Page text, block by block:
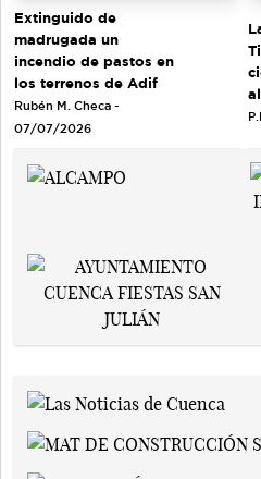
Extinguido de
madrugada un
incendio de pastos en
los terrenos de Adif
Rubén M. Checa -
07/07/2026